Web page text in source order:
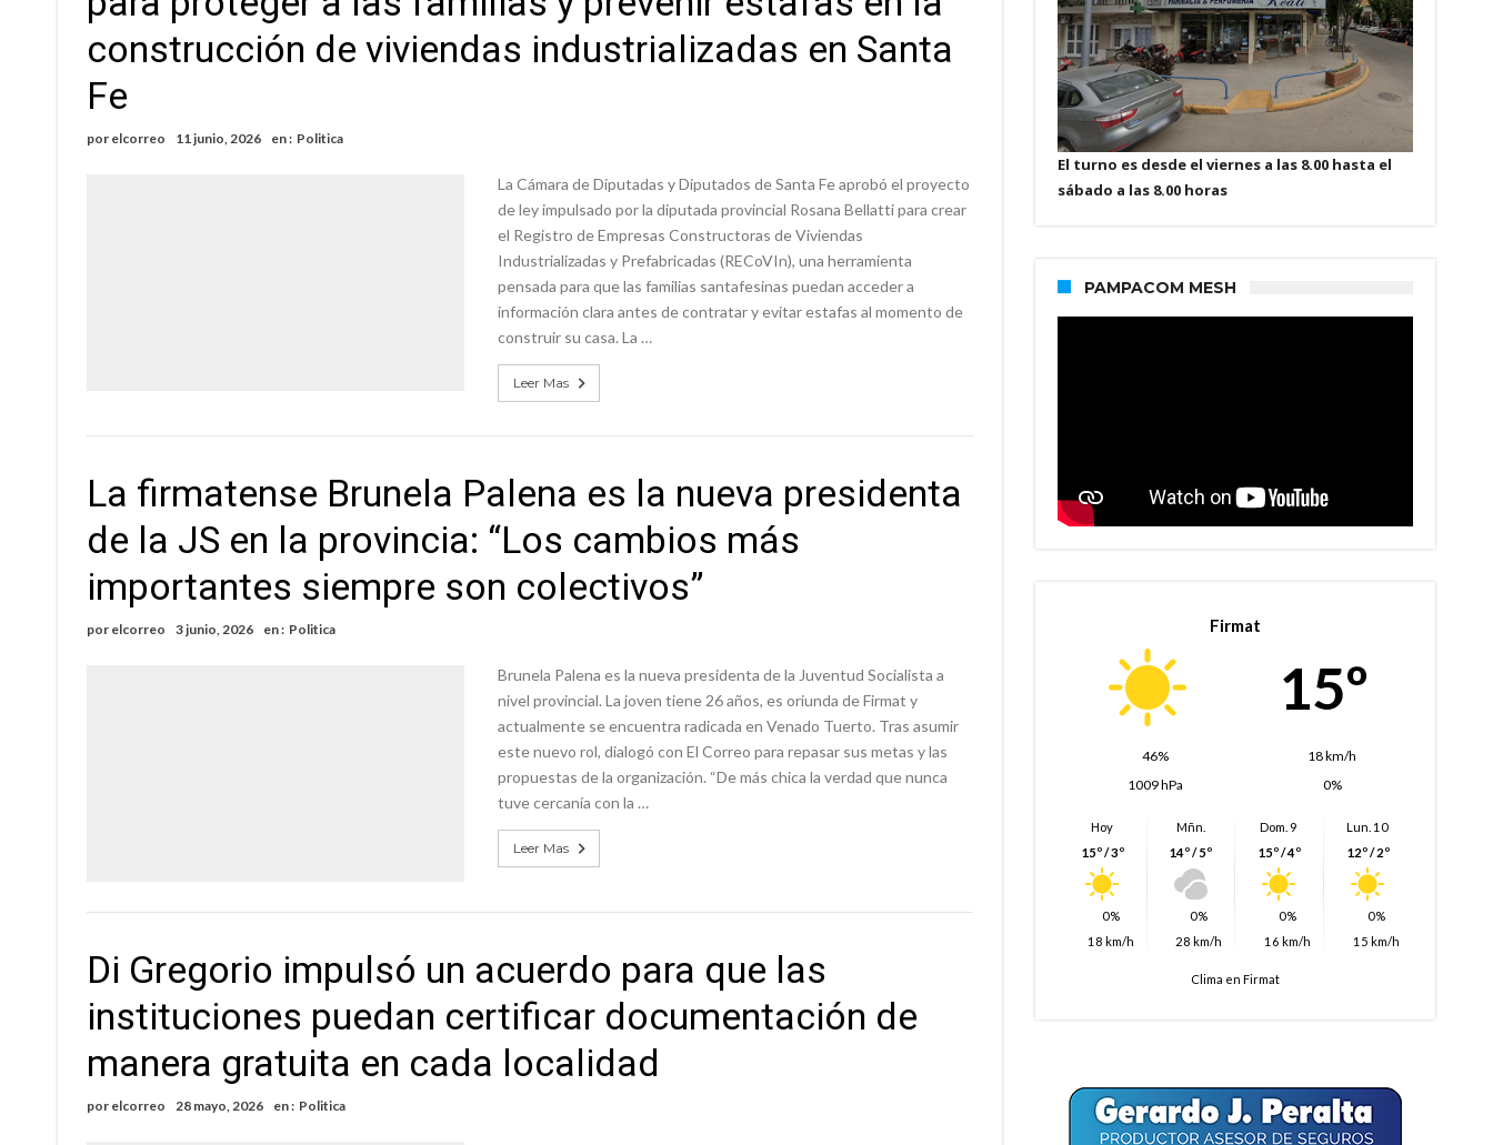
construcción de viviendas industrializadas en Santa
Fe
por elcorreo 11 junio, 2026 en : Politica
La Cámara de Diputadas y Diputados de Santa Fe aprobó el proyecto
de ley impulsado por la diputada provincial Rosana Bellatti para crear
el Registro de Empresas Constructoras de Viviendas
Industrializadas y Prefabricadas (RECoVIn), una herramienta
pensada para que las familias santafesinas puedan acceder a
información clara antes de contratar y evitar estafas al momento de
construir su casa. La …
Leer Mas
La firmatense Brunela Palena es la nueva presidenta
de la JS en la provincia: “Los cambios más
importantes siempre son colectivos”
por elcorreo 3 junio, 2026 en : Politica
Brunela Palena es la nueva presidenta de la Juventud Socialista a
nivel provincial. La joven tiene 26 años, es oriunda de Firmat y
actualmente se encuentra radicada en Venado Tuerto. Tras asumir
este nuevo rol, dialogó con El Correo para repasar sus metas y las
propuestas de la organización. “De más chica la verdad que nunca
tuve cercanía con la …
Leer Mas
Di Gregorio impulsó un acuerdo para que las
instituciones puedan certificar documentación de
manera gratuita en cada localidad
por elcorreo 28 mayo, 2026 en : Politica
El turno es desde el viernes a las 8.00 hasta el
sábado a las 8.00 horas
PAMPACOM MESH
Firmat
15º
46%
18 km/h
1009 hPa
0%
Hoy
15º / 3º
0%
18 km/h
Mñn.
14º / 5º
0%
28 km/h
Dom. 9
15º / 4º
0%
16 km/h
Lun. 10
12º / 2º
0%
15 km/h
Clima en Firmat